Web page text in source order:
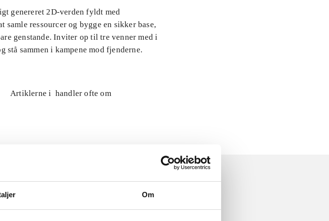
Om
genereret 2D-verden fyldt med
samle ressourcer og bygge en sikker base,
genstande. Inviter op til tre venner med i
sammen i kampene mod fjenderne.
Artiklerne i handler ofte om